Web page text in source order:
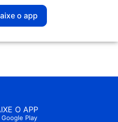
o app
O APP
Google Play